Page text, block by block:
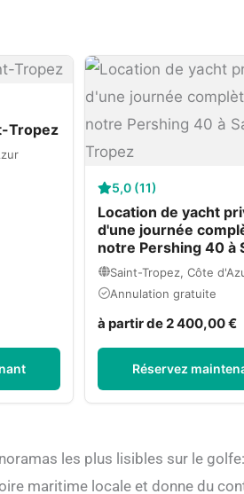
Tropez
5,0 (11)
Location de yacht
d'une journée
notre Pershing 40 à
Tropez
Saint-Tropez, Côte
Annulation gratuite
à partir de 2 400,00 €
Réservez
les plus lisibles sur le
maritime locale et donne du